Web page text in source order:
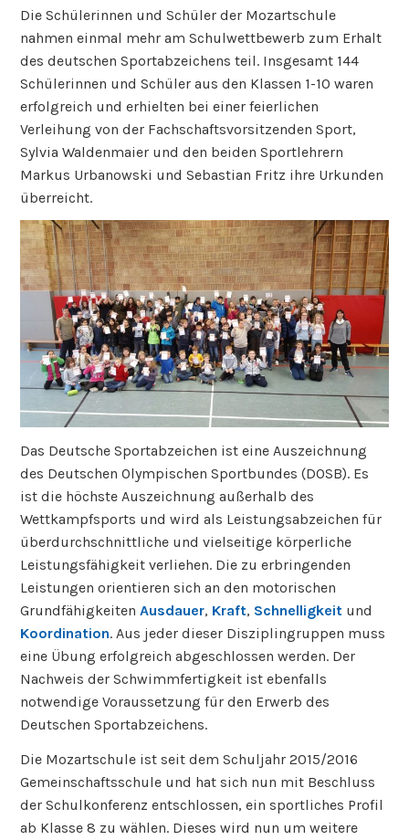
Die Schülerinnen und Schüler der Mozartschule
nahmen einmal mehr am Schulwettbewerb zum Erhalt
des deutschen Sportabzeichens teil. Insgesamt 144
Schülerinnen und Schüler aus den Klassen 1-10 waren
erfolgreich und erhielten bei einer feierlichen
Verleihung von der Fachschaftsvorsitzenden Sport,
Sylvia Waldenmaier und den beiden Sportlehrern
Markus Urbanowski und Sebastian Fritz ihre Urkunden
überreicht.
Das Deutsche Sportabzeichen ist eine Auszeichnung
des Deutschen Olympischen Sportbundes (DOSB). Es
ist die höchste Auszeichnung außerhalb des
Wettkampfsports und wird als Leistungsabzeichen für
überdurchschnittliche und vielseitige körperliche
Leistungsfähigkeit verliehen. Die zu erbringenden
Leistungen orientieren sich an den motorischen
GrundfähigkeitenAusdauer, Kraft, Schnelligkeit und
Koordination. Aus jeder dieser Disziplingruppen muss
eine Übung erfolgreich abgeschlossen werden. Der
Nachweis der Schwimmfertigkeit ist ebenfalls
notwendige Voraussetzung für den Erwerb des
Deutschen Sportabzeichens.
Die Mozartschule ist seit dem Schuljahr 2015/2016
Gemeinschaftsschule und hat sich nun mit Beschluss
der Schulkonferenz entschlossen, ein sportliches Profil
ab Klasse 8 zu wählen. Dieses wird nun um weitere